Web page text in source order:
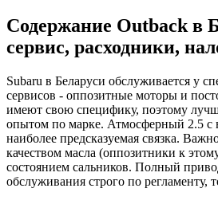
Содержание Outback в
сервис, расходники,
Subaru в Беларуси обслуживается у
сервисов - оппозитные моторы и
имеют свою специфику, поэтому
опытом по марке. Атмосферный 2.5 с
наиболее предсказуемая связка.
качеством масла (оппозитники к
состоянием сальников. Полный
обслуживания строго по регламенту,